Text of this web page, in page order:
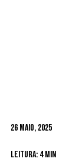
26 Maio, 2025
Leitura: 4 min